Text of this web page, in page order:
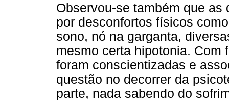
Observou-se também que
por desconfortos físicos
sono, nó na garganta,
mesmo certa hipotonia.
foram conscientizadas e
questão no decorrer da
parte, nada sabendo do